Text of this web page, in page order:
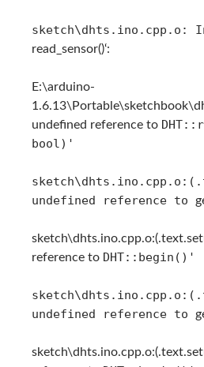
sketch\dhts.ino.cpp.o:
read_sensor()‘:
E:\arduino-
undefined reference to
bool)'
undefined reference to
reference to DHT::begin()'
undefined reference to